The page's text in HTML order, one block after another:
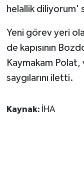
helallik diliyorum'
Yeni görev yeri
de kapısının
Kaymakam
saygılarını iletti.
Kaynak: İHA